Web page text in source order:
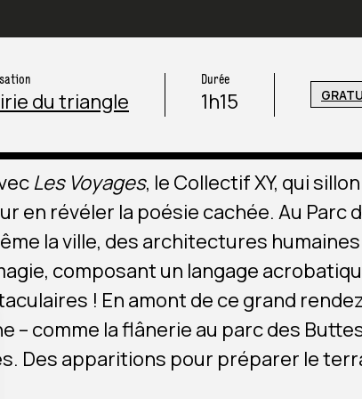
du triangle
Durée
1h15
Les Voyages, le Collectif XY, qui
en révéler la poésie cachée. Au Parc
la ville, des architectures
composant un langage
! En amont de ce grand
– comme la flânerie au parc des
Des apparitions pour préparer le